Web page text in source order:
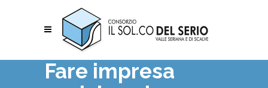
Fare impresa